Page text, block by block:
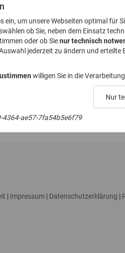
an
E-Mail-Adresse*
| Impressum | Datenschutzerklärung |
ein, um unsere Webseiten optimal für
ob Sie, neben dem Einsatz
oder ob Sienur technisch
jederzeit zu ändern und
willigen Sie in die
Nur
4364-ae57-7fa54b5e6f79